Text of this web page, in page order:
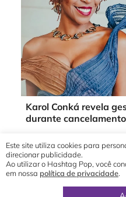
Karol Conká revela
durante
Este site utiliza cookies para
direcionar publicidade.
Ao utilizar o Hashtag Pop, você
em nossa política de privacidade